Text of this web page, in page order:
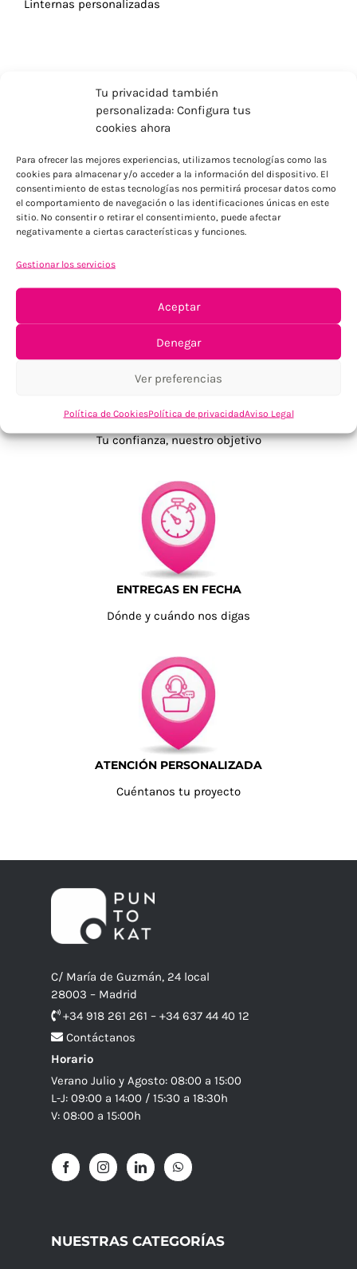
Tu privacidad también
personalizada: Configura tus
cookies ahora
Para ofrecer las mejores experiencias, utilizamos tecnologías como las
cookies para almacenar y/o acceder a la información del dispositivo. El
consentimiento de estas tecnologías nos permitirá procesar datos como
el comportamiento de navegación o las identificaciones únicas en este
sitio. No consentir o retirar el consentimiento, puede afectar
negativamente a ciertas características y funciones.
Gestionar los servicios
Aceptar
Denegar
Ver preferencias
Política de CookiesPolítica de privacidadAviso Legal
Linternas personalizadas
ENVÍOS ECONÓMICOS
Para Península, resto consultar
TU SATISFACCIÓN = LA NUESTRA
Tu confianza, nuestro objetivo
ENTREGAS EN FECHA
Dónde y cuándo nos digas
ATENCIÓN PERSONALIZADA
Cuéntanos tu proyecto
C/ María de Guzmán, 24 local
28003 – Madrid
+34 918 261 261 – +34 637 44 40 12
Contáctanos
Horario
Verano Julio y Agosto: 08:00 a 15:00
L-J: 09:00 a 14:00 / 15:30 a 18:30h
V: 08:00 a 15:00h
NUESTRAS CATEGORÍAS